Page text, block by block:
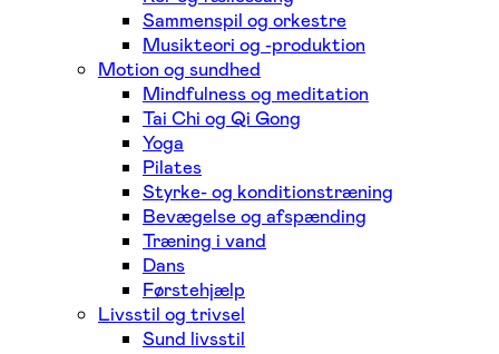
Sammenspil og orkestre
Musikteori og -produktion
Motion og sundhed
Mindfulness og meditation
Tai Chi og Qi Gong
Yoga
Pilates
Styrke- og konditionstræning
Bevægelse og afspænding
Træning i vand
Dans
Førstehjælp
Livsstil og trivsel
Sund livsstil